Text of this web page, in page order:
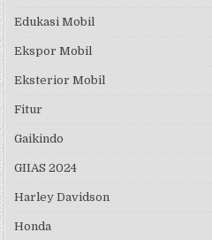
Edukasi Mobil
Ekspor Mobil
Eksterior Mobil
Fitur
Gaikindo
GIIAS 2024
Harley Davidson
Honda